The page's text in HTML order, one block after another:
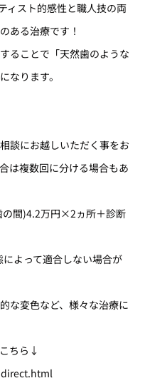
ィスト的感性と職人技の両
ある治療です！
ることで「天然歯のような
なります。
談にお越しいただく事をお
は複数回に分ける場合もあ
間)4.2万円×2ヵ所＋診断
よって適合しない場合が
な変色など、様々な治療に
ちら↓